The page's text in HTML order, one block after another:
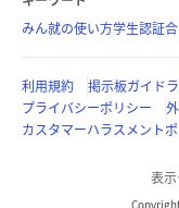
みん就の使い方学生認証
利用規約 掲示板ガイド
プライバシーポリシー
カスタマーハラスメント
表